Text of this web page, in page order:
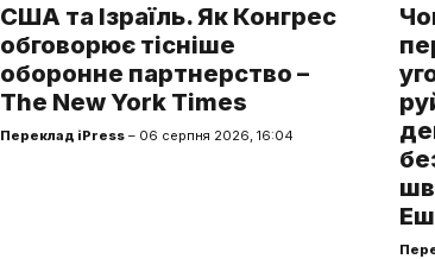
США та Ізраїль. Як Конгрес
обговорює тісніше
оборонне партнерство –
The New York Times
Переклад iPress – 06 серпня 2026, 16:04
Еш